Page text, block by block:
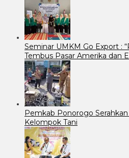
Seminar UMKM Go Export :
Tembus Pasar Amerika dan
Pemkab Ponorogo
Kelompok Tani